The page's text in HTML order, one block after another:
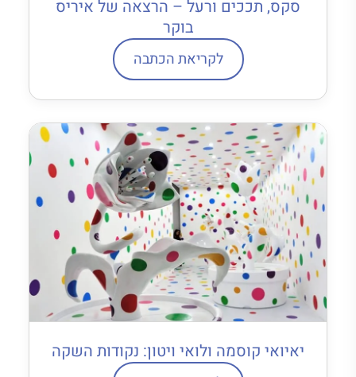
סקס, תככים ורעל – הרצאה של איריס
בוקר
לקריאת הכתבה
יאיואי קוסמה ולואי ויטון: נקודות השקה